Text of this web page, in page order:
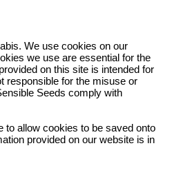
CANNABIS-TERPENE SONDERANGEBOTE
We use cookies on our
we use are essential for the
on this site is intended for
responsible for the misuse or
Seeds comply with
to allow cookies to be saved onto
provided on our website is in